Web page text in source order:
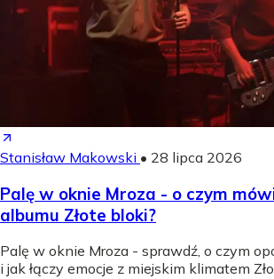
Stanisław Makowski • 28 lipca 2026
Palę w oknie Mroza - o czym
albumu Złote bloki?
Palę w oknie Mroza - sprawdź, o czym
i jak łączy emocje z miejskim klimatem